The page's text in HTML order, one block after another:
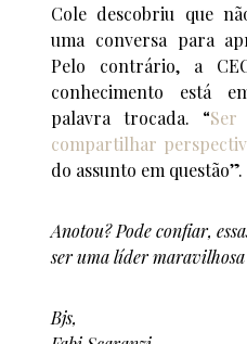
Cole descobriu que
uma conversa para
Pelo contrário, a
conhecimento está
palavra trocada. “
compartilhar
do assunto em questão”.
Anotou? Pode confiar,
ser uma líder
Bjs,